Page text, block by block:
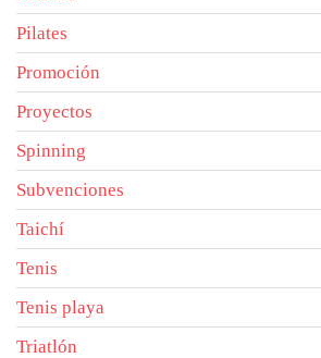
Pilates
Promoción
Proyectos
Spinning
Subvenciones
Taichí
Tenis
Tenis playa
Triatlón